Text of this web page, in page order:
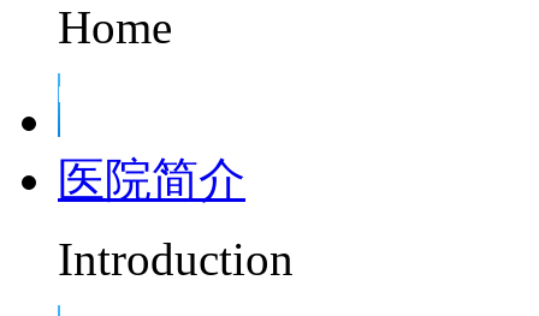
Home
医院简介
Introduction